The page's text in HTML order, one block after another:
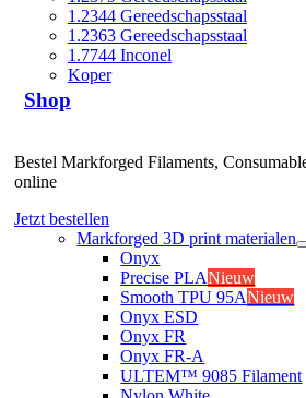
1.2344 Gereedschapsstaal
1.2363 Gereedschapsstaal
1.7744 Inconel
Koper
Shop
Bestel Markforged Filaments,
online
Jetzt bestellen
Markforged 3D print materialen
Onyx
Precise PLANieuw
Smooth TPU 95ANieuw
Onyx ESD
Onyx FR
Onyx FR-A
ULTEM™ 9085 Filament